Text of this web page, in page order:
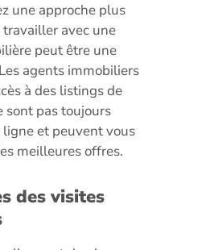
une approche plus
avec une
peut être une
agents immobiliers
à des listings de
sont pas toujours
et peuvent vous
meilleures offres.
des visites